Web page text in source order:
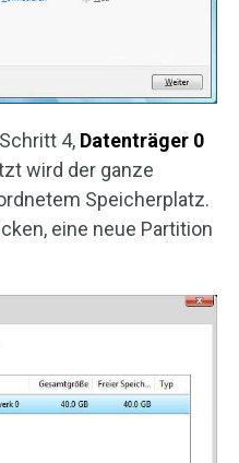
4, Datenträger 0
wird der ganze
Speicherplatz.
eine neue Partition